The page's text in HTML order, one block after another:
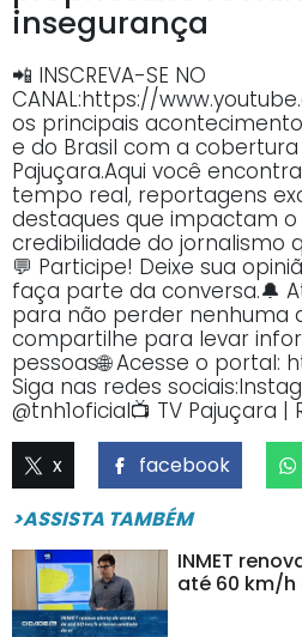
insegurança
📲 INSCREVA-SE NO
CANAL:https://
os principais
e do Brasil com a
Pajuçara.Aqui você
tempo real, reportagens
destaques que impactam o
credibilidade do jornalismo
💬 Participe! Deixe sua
faça parte da conversa.🔔
para não perder nenhuma
compartilhe para levar
pessoas🌐 Acesse o portal:
Siga nas redes
@tnh1oficial📺 TV Pajuçara |
x facebook
>ASSISTA TAMBÉM
INMET
até 60 km/h